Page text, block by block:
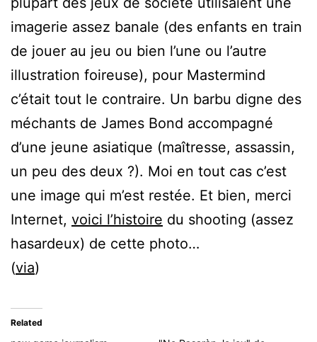
imagerie assez banale (des enfants en train
de jouer au jeu ou bien l’une ou l’autre
illustration foireuse), pour Mastermind
c’était tout le contraire. Un barbu digne des
méchants de James Bond accompagné
d’une jeune asiatique (maîtresse, assassin,
un peu des deux ?). Moi en tout cas c’est
une image qui m’est restée. Et bien, merci
Internet, voici l’histoire du shooting (assez
hasardeux) de cette photo…
(via)
Related